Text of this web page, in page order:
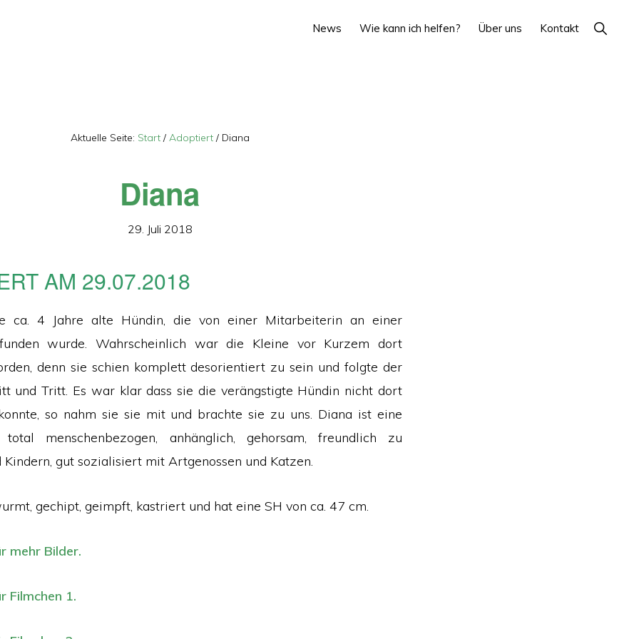
News Wie kann ich helfen? Über uns Kontakt Show
Search
Aktuelle Seite: Start / Adoptiert /Diana
Diana
29. Juli 2018
AM 29.07.2018
ca. 4 Jahre alte Hündin, die von einer Mitarbeiterin an einer
wurde. Wahrscheinlich war die Kleine vor Kurzem dort
denn sie schien komplett desorientiert zu sein und folgte der
und Tritt. Es war klar dass sie die verängstigte Hündin nicht dort
so nahm sie sie mit und brachte sie zu uns. Diana ist eine
total menschenbezogen, anhänglich, gehorsam, freundlich zu
Kindern, gut sozialisiert mit Artgenossen und Katzen.
gechipt, geimpft, kastriert und hat eine SH von ca. 47 cm.
mehr Bilder.
Filmchen 1.